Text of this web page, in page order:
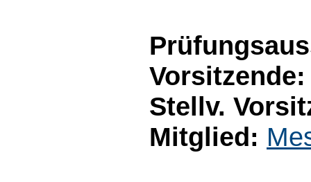
Vorsitzende:
Stellv.
Mitglied: